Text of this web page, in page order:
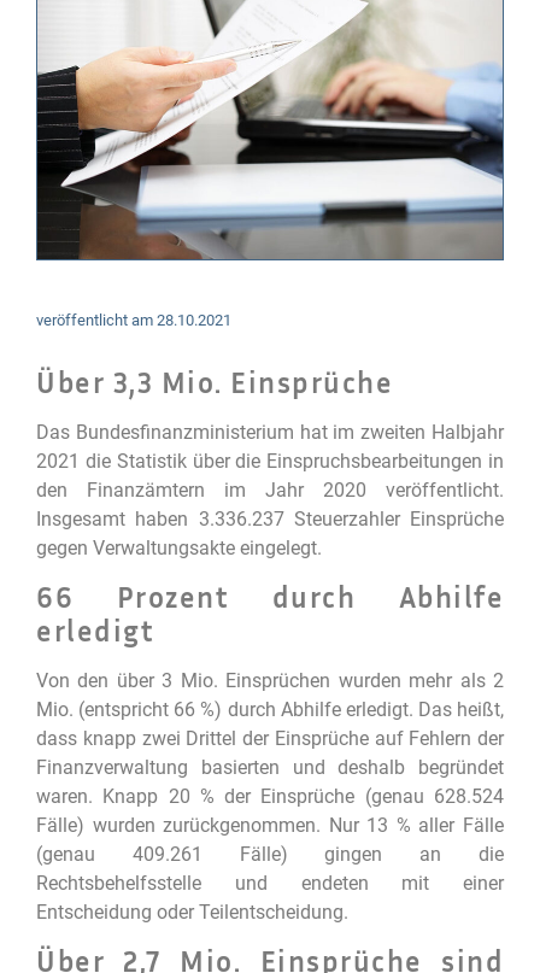
veröffentlicht am 28.10.2021
Über 3,3 Mio. Einsprüche
Das Bundesfinanzministerium hat im zweiten Halbjahr
2021 die Statistik über die Einspruchsbearbeitungen in
den Finanzämtern im Jahr 2020 veröffentlicht.
Insgesamt haben 3.336.237 Steuerzahler Einsprüche
gegen Verwaltungsakte eingelegt.
66 Prozent durch Abhilfe
erledigt
Von den über 3 Mio. Einsprüchen wurden mehr als 2
Mio. (entspricht 66 %) durch Abhilfe erledigt. Das heißt,
dass knapp zwei Drittel der Einsprüche auf Fehlern der
Finanzverwaltung basierten und deshalb begründet
waren. Knapp 20 % der Einsprüche (genau 628.524
Fälle) wurden zurückgenommen. Nur 13 % aller Fälle
(genau 409.261 Fälle) gingen an die
Rechtsbehelfsstelle und endeten mit einer
Entscheidung oder Teilentscheidung.
Über 2,7 Mio. Einsprüche sind